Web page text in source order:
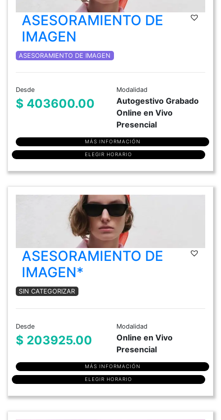
ASESORAMIENTO DE
IMAGEN
ASESORAMIENTO DE IMAGEN
Desde
$ 403600.00
Modalidad
Autogestivo Grabado
Online en Vivo
Presencial
MÁS INFORMACIÓN
ELEGIR HORARIO
ASESORAMIENTO DE
IMAGEN*
SIN CATEGORIZAR
Desde
$ 203925.00
Modalidad
Online en Vivo
Presencial
MÁS INFORMACIÓN
ELEGIR HORARIO